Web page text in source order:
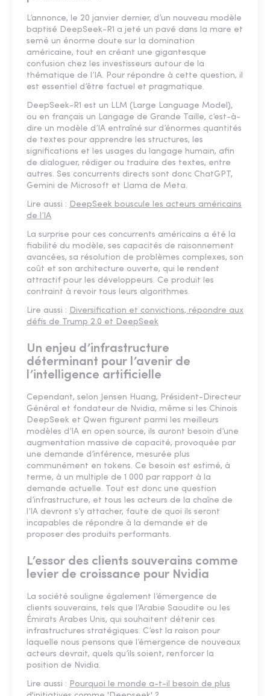
L’annonce, le 20 janvier dernier, d’un nouveau modèle
baptisé DeepSeek-R1 a jeté un pavé dans la mare et
semé un énorme doute sur la domination
américaine, tout en créant une gigantesque
confusion chez les investisseurs autour de la
thématique de l’IA. Pour répondre à cette question, il
est essentiel d’être factuel et pragmatique.
DeepSeek-R1 est un LLM (Large Language Model),
ou en français un Langage de Grande Taille, c’est-à-
dire un modèle d’IA entraîné sur d’énormes quantités
de textes pour apprendre les structures, les
significations et les usages du langage humain, afin
de dialoguer, rédiger ou traduire des textes, entre
autres. Ses concurrents directs sont donc ChatGPT,
Gemini de Microsoft et Llama de Meta.
Lire aussi : DeepSeek bouscule les acteurs américains
de l’IA
La surprise pour ces concurrents américains a été la
fiabilité du modèle, ses capacités de raisonnement
avancées, sa résolution de problèmes complexes, son
coût et son architecture ouverte, qui le rendent
attractif pour les développeurs. Ce produit les
contraint à revoir tous leurs algorithmes.
Lire aussi : Diversification et convictions, répondre aux
défis de Trump 2.0 et DeepSeek
Un enjeu d’infrastructure
déterminant pour l’avenir de
l’intelligence artificielle
Cependant, selon Jensen Huang, Président-Directeur
Général et fondateur de Nvidia, même si les Chinois
DeepSeek et Qwen figurent parmi les meilleurs
modèles d’IA en open source, ils auront besoin d’une
augmentation massive de capacité, provoquée par
une demande d’inférence, mesurée plus
communément en tokens. Ce besoin est estimé, à
terme, à un multiple de 1 000 par rapport à la
demande actuelle. Tout est donc une question
d’infrastructure, et tous les acteurs de la chaîne de
l’IA devront s’y attacher, faute de quoi ils seront
incapables de répondre à la demande et de
proposer des produits performants.
L’essor des clients souverains comme
levier de croissance pour Nvidia
La société souligne également l’émergence de
clients souverains, tels que l’Arabie Saoudite ou les
Émirats Arabes Unis, qui souhaitent détenir ces
infrastructures stratégiques. C’est la raison pour
laquelle nous pensons que l’émergence de nouveaux
acteurs devrait, quels qu’ils soient, renforcer la
position de Nvidia.
Lire aussi : Pourquoi le monde a-t-il besoin de plus